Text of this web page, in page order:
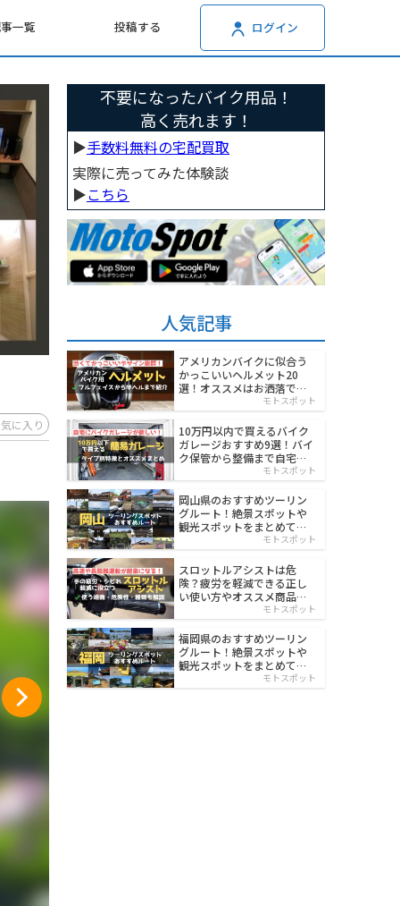
一覧 投稿する ログイン
に入り
不要になったバイク用品！
高く売れます！
▶︎手数料無料の宅配買取
実際に売ってみた体験談
▶︎こちら
人気記事
アメリカンバイクに似合う
かっこいいヘルメット20
選！オススメはお洒落でワ
モトスポット
10万円以内で買えるバイク
ガレージおすすめ9選！バイ
ク保管から整備まで自宅で
モトスポット
岡山県のおすすめツーリン
グルート！絶景スポットや
観光スポットをまとめて紹
モトスポット
スロットルアシストは危
険？疲労を軽減できる正し
い使い方やオススメ商品を
モトスポット
福岡県のおすすめツーリン
グルート！絶景スポットや
観光スポットをまとめて紹
モトスポット